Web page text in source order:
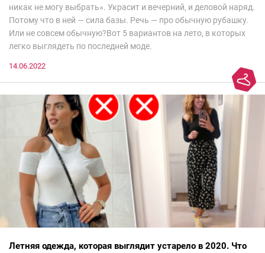
никак не могу выбрать». Украсит и вечерний, и деловой наряд.
Потому что в ней — сила базы. Речь — про обычную рубашку.
Или не совсем обычную?Вот 5 вариантов на лето, в которых
легко выглядеть по последней моде.
14.06.2022
Летняя одежда, которая выглядит устарело в 2020. Что